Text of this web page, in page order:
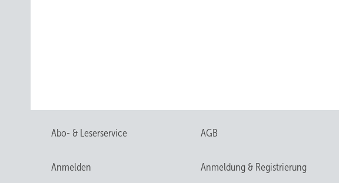
Abo- & Leserservice AGB
Anmelden Anmeldung & Registrierung